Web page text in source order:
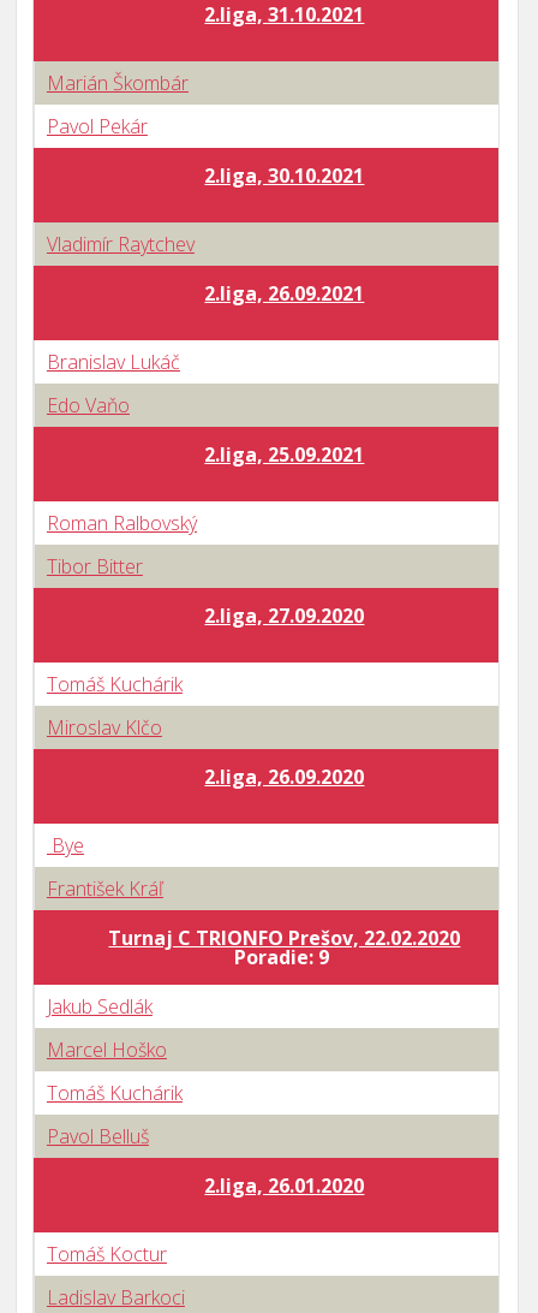
2.liga, 31.10.2021
Marián Škombár
Pavol Pekár
2.liga, 30.10.2021
Vladimír Raytchev
2.liga, 26.09.2021
Branislav Lukáč
Edo Vaňo
2.liga, 25.09.2021
Roman Ralbovský
Tibor Bitter
2.liga, 27.09.2020
Tomáš Kuchárik
Miroslav Klčo
2.liga, 26.09.2020
Bye
František Kráľ
Turnaj C TRIONFO Prešov, 22.02.2020
Poradie: 9
Jakub Sedlák
Marcel Hoško
Tomáš Kuchárik
Pavol Belluš
2.liga, 26.01.2020
Tomáš Koctur
Ladislav Barkoci